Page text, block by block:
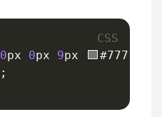
0px 0px 9px #777
;